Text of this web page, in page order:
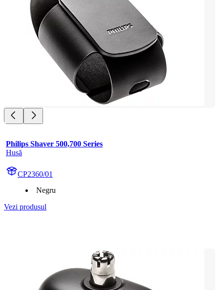
Philips Shaver 500,700 Series
Husă
CP2360/01
Negru
Vezi produsul